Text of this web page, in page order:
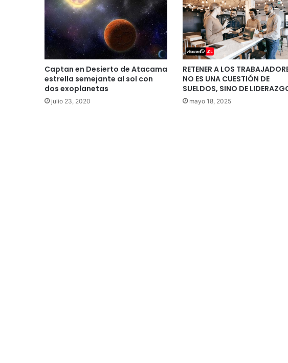
Captan en Desierto de Atacama
estrella semejante al sol con
dos exoplanetas
julio 23, 2020
RETENER A LOS
NO ES UNA CUESTIÓN DE
SUELDOS, SINO DE
mayo 18, 2025